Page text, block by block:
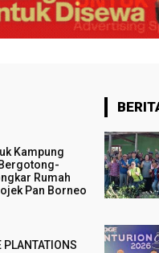
Kampung
Rumah
Pan Borneo
PLANTATIONS